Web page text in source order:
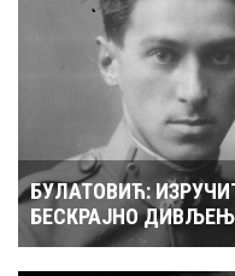
БУЛАТОВИЋ:
БЕСКРАЈНО